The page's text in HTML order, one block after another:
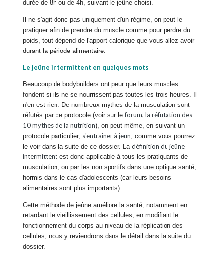
durée de 8h ou de 4h, suivant le jeûne choisi.
Il ne s'agit donc pas uniquement d'un régime, on peut le
pratiquer afin de prendre du muscle comme pour perdre du
poids, tout dépend de l'apport calorique que vous allez avoir
durant la période alimentaire.
Le jeûne intermittent en quelques mots
Beaucoup de bodybuilders ont peur que leurs muscles
fondent si ils ne se nourrissent pas toutes les trois heures. Il
n'en est rien. De nombreux mythes de la musculation sont
réfutés par ce protocole (voir sur leforum, la réfutation des
10 mythes de la nutrition), on peut même, en suivant un
protocole particulier, s'entraîner à jeun, comme vous pourrez
le voir dans la suite de ce dossier. La définition du jeûne
intermittent est donc applicable à tous les pratiquants de
musculation, ou par les non sportifs dans une optique santé,
hormis dans le cas d'adolescents (car leurs besoins
alimentaires sont plus importants).
Cette méthode de jeûne améliore la santé, notamment en
retardant le vieillissement des cellules, en modifiant le
fonctionnement du corps au niveau de la réplication des
cellules, nous y reviendrons dans le détail dans la suite du
dossier.